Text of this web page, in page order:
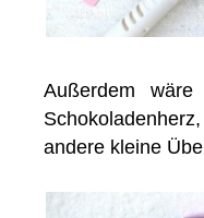
Außerdem
andere kleine